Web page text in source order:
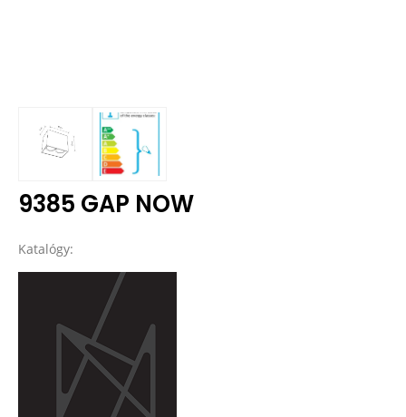
9385 GAP NOW
Katalógy: